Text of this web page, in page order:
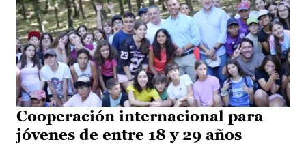
Cooperación internacional para
jóvenes de entre 18 y 29 años